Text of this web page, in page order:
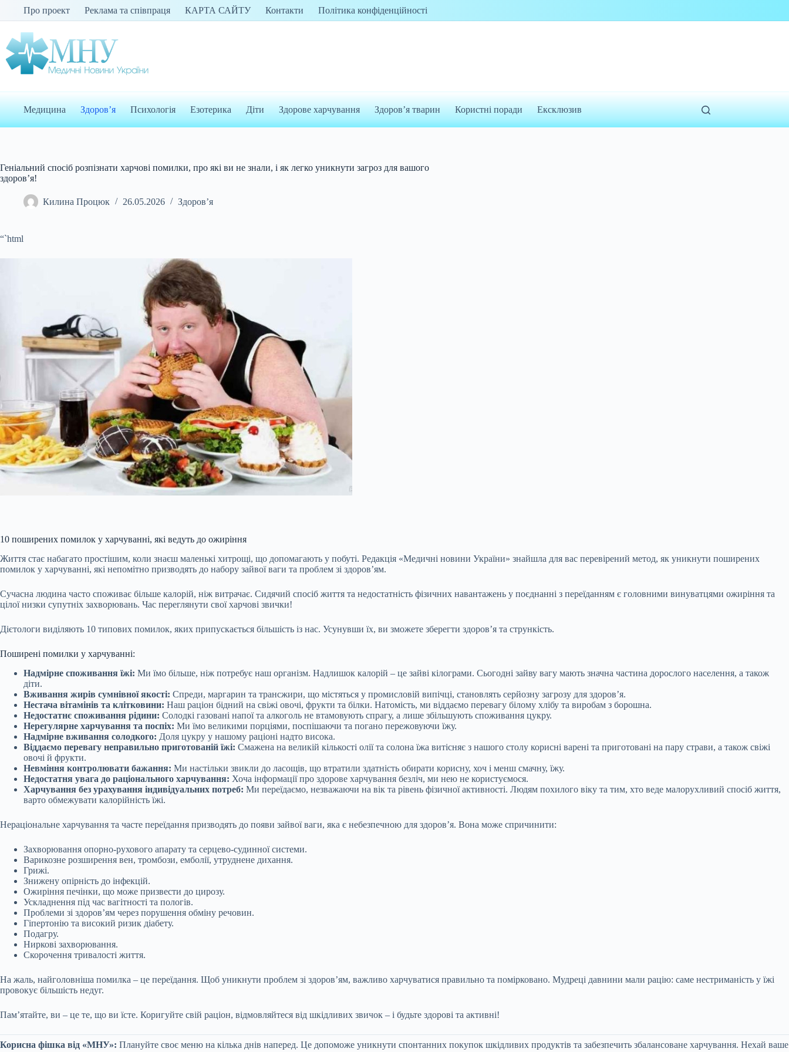
Про проект Реклама та співпраця КАРТА САЙТУ Контакти Політика конфіденційності
Медицина Здоров’я Психологія Езотерика Діти Здорове харчування Здоров’я тварин Користні поради Ексклюзив
Геніальний спосіб розпізнати харчові помилки, про які ви не знали, і як легко уникнути загроз для вашого
здоров’я!
Килина Процюк 26.05.2026 Здоров’я
“`html
10 поширених помилок у харчуванні, які ведуть до ожиріння
Життя стає набагато простішим, коли знаєш маленькі хитрощі, що допомагають у побуті. Редакція «Медичні новини України» знайшла для вас перевірений метод, як уникнути поширених
помилок у харчуванні, які непомітно призводять до набору зайвої ваги та проблем зі здоров’ям.
Сучасна людина часто споживає більше калорій, ніж витрачає. Сидячий спосіб життя та недостатність фізичних навантажень у поєднанні з переїданням є головними винуватцями ожиріння та
цілої низки супутніх захворювань. Час переглянути свої харчові звички!
Дієтологи виділяють 10 типових помилок, яких припускається більшість із нас. Усунувши їх, ви зможете зберегти здоров’я та стрункість.
Поширені помилки у харчуванні:
Надмірне споживання їжі: Ми їмо більше, ніж потребує наш організм. Надлишок калорій – це зайві кілограми. Сьогодні зайву вагу мають значна частина дорослого населення, а також
діти.
Вживання жирів сумнівної якості: Спреди, маргарин та трансжири, що містяться у промисловій випічці, становлять серйозну загрозу для здоров’я.
Нестача вітамінів та клітковини: Наш раціон бідний на свіжі овочі, фрукти та білки. Натомість, ми віддаємо перевагу білому хлібу та виробам з борошна.
Недостатнє споживання рідини: Солодкі газовані напої та алкоголь не втамовують спрагу, а лише збільшують споживання цукру.
Нерегулярне харчування та поспіх: Ми їмо великими порціями, поспішаючи та погано пережовуючи їжу.
Надмірне вживання солодкого: Доля цукру у нашому раціоні надто висока.
Віддаємо перевагу неправильно приготованій їжі: Смажена на великій кількості олії та солона їжа витісняє з нашого столу корисні варені та приготовані на пару страви, а також свіжі
овочі й фрукти.
Невміння контролювати бажання: Ми настільки звикли до ласощів, що втратили здатність обирати корисну, хоч і менш смачну, їжу.
Недостатня увага до раціонального харчування: Хоча інформації про здорове харчування безліч, ми нею не користуємося.
Харчування без урахування індивідуальних потреб: Ми переїдаємо, незважаючи на вік та рівень фізичної активності. Людям похилого віку та тим, хто веде малорухливий спосіб життя,
варто обмежувати калорійність їжі.
Нераціональне харчування та часте переїдання призводять до появи зайвої ваги, яка є небезпечною для здоров’я. Вона може спричинити:
Захворювання опорно-рухового апарату та серцево-судинної системи.
Варикозне розширення вен, тромбози, емболії, утруднене дихання.
Грижі.
Знижену опірність до інфекцій.
Ожиріння печінки, що може призвести до цирозу.
Ускладнення під час вагітності та пологів.
Проблеми зі здоров’ям через порушення обміну речовин.
Гіпертонію та високий ризик діабету.
Подагру.
Ниркові захворювання.
Скорочення тривалості життя.
На жаль, найголовніша помилка – це переїдання. Щоб уникнути проблем зі здоров’ям, важливо харчуватися правильно та помірковано. Мудреці давнини мали рацію: саме нестриманість у їжі
провокує більшість недуг.
Пам’ятайте, ви – це те, що ви їсте. Коригуйте свій раціон, відмовляйтеся від шкідливих звичок – і будьте здорові та активні!
Корисна фішка від «МНУ»: Плануйте своє меню на кілька днів наперед. Це допоможе уникнути спонтанних покупок шкідливих продуктів та забезпечить збалансоване харчування. Нехай ваше